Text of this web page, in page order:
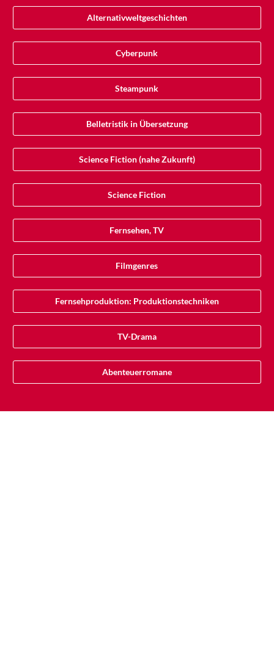
Alternativweltgeschichten
Cyberpunk
Steampunk
Belletristik in Übersetzung
Science Fiction (nahe Zukunft)
Science Fiction
Fernsehen, TV
Filmgenres
Fernsehproduktion: Produktionstechniken
TV-Drama
Abenteuerromane